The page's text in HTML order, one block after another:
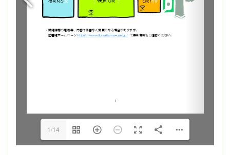
1/14